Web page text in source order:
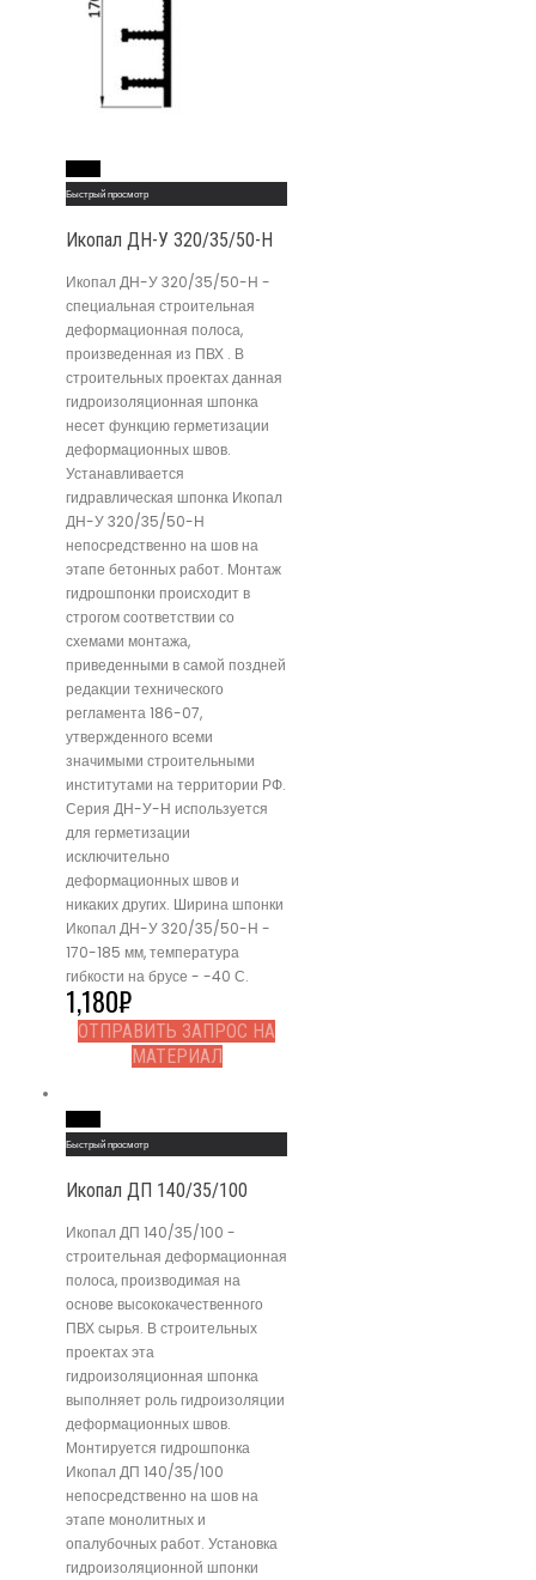
Быстрый просмотр
Икопал ДН-У 320/35/50-Н
Икопал ДН-У 320/35/50-Н -
специальная строительная
деформационная полоса,
произведенная из ПВХ . В
строительных проектах данная
гидроизоляционная шпонка
несет функцию герметизации
деформационных швов.
Устанавливается
гидравлическая шпонка Икопал
ДН-У 320/35/50-Н
непосредственно на шов на
этапе бетонных работ. Монтаж
гидрошпонки происходит в
строгом соответствии со
схемами монтажа,
приведенными в самой поздней
редакции технического
регламента 186-07,
утвержденного всеми
значимыми строительными
институтами на территории РФ.
Серия ДН-У-Н используется
для герметизации
исключительно
деформационных швов и
никаких других. Ширина шпонки
Икопал ДН-У 320/35/50-Н -
170-185 мм, температура
гибкости на брусе - -40 С.
1,180₽
ОТПРАВИТЬ ЗАПРОС НА
МАТЕРИАЛ
Быстрый просмотр
Икопал ДП 140/35/100
Икопал ДП 140/35/100 -
строительная деформационная
полоса, производимая на
основе высококачественного
ПВХ сырья. В строительных
проектах эта
гидроизоляционная шпонка
выполняет роль гидроизоляции
деформационных швов.
Монтируется гидрошпонка
Икопал ДП 140/35/100
непосредственно на шов на
этапе монолитных и
опалубочных работ. Установка
гидроизоляционной шпонки